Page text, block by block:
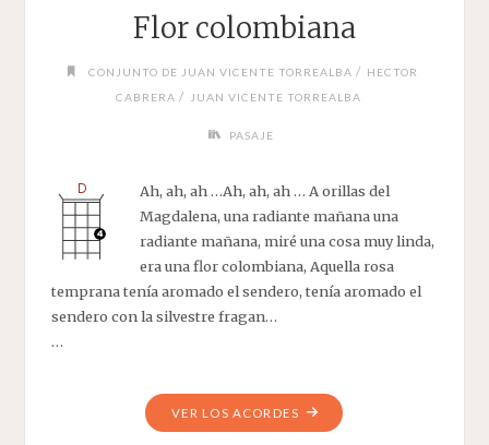
Flor colombiana
CONJUNTO DE JUAN VICENTE TORREALBA / HECTOR
CABRERA / JUAN VICENTE TORREALBA
PASAJE
Ah, ah, ah …Ah, ah, ah … A orillas del
Magdalena, una radiante mañana una
radiante mañana, miré una cosa muy linda,
era una flor colombiana, Aquella rosa
temprana tenía aromado el sendero, tenía aromado el
sendero con la silvestre fragan…
…
VER LOS ACORDES"FLOR
COLOMBIANA"